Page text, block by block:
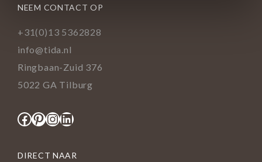
NEEM CONTACT OP
+31(0)13 5362828
info@tida.nl
Ringbaan-Zuid 376
5022 GA Tilburg
Facebook
Pinterest
Instagram
LinkedIn
DIRECT NAAR